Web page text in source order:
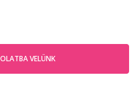
VELÜNK